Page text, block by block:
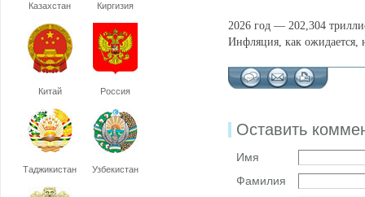
Казахстан Киргизия
Китай Россия
Таджикистан Узбекистан
2026 год — 202,304
Инфляция, как ожидается,
Оставить
Имя
Фамилия